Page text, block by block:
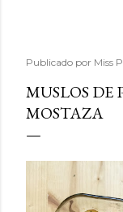
Publicado por Miss
MUSLOS DE
MOSTAZA